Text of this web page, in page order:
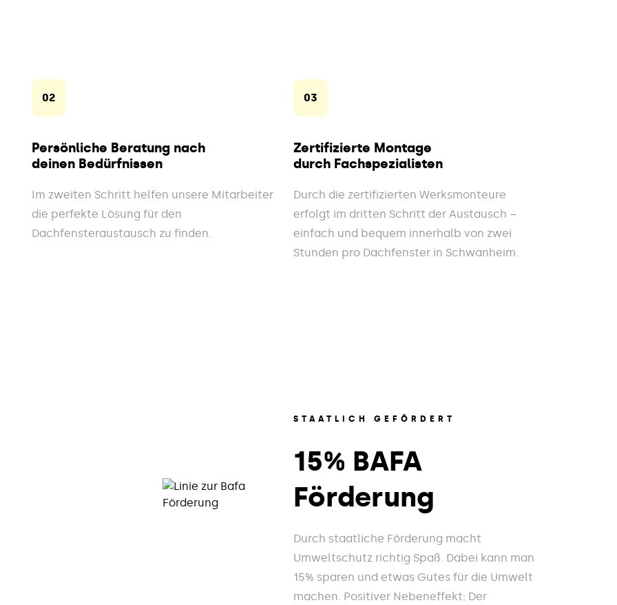
02
Persönliche Beratung nach
deinen Bedürfnissen
Im zweiten Schritt helfen unsere Mitarbeiter
die perfekte Lösung für den
Dachfensteraustausch zu finden.
03
Zertifizierte Montage
durch Fachspezialisten
Durch die zertifizierten Werksmonteure
erfolgt im dritten Schritt der Austausch –
einfach und bequem innerhalb von zwei
Stunden pro Dachfenster in Schwanheim.
STAATLICH GEFÖRDERT
15% BAFA
Förderung
Durch staatliche Förderung macht
Umweltschutz richtig Spaß. Dabei kann man
15% sparen und etwas Gutes für die Umwelt
machen. Positiver Nebeneffekt: Der